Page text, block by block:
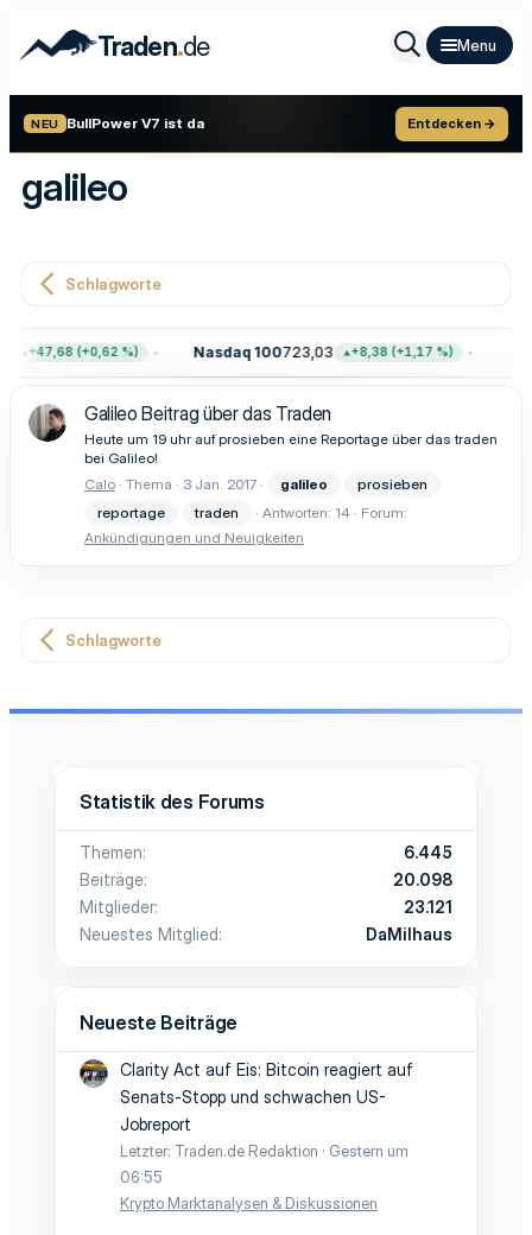
Traden.de
NEU BullPower V7 ist da Entdecken →
galileo
Schlagworte
+47,68 (+0,62 %) Nasdaq 100723,03 +8,38 (+1,17 %)
Galileo Beitrag über das Traden
Heute um 19 uhr auf prosieben eine Reportage über das traden
bei Galileo!
Calo Thema 3 Jan. 2017 galileo
prosieben
reportage
traden Antworten: 14
Forum:
Ankündigungen und Neuigkeiten
Schlagworte
Statistik des Forums
Themen
6.445
Beiträge
20.098
Mitglieder
23.121
Neuestes Mitglied
DaMilhaus
Neueste Beiträge
Clarity Act auf Eis: Bitcoin reagiert auf
Senats-Stopp und schwachen US-
Jobreport
Letzter: Traden.de Redaktion
Gestern um
06:55
Krypto Marktanalysen & Diskussionen